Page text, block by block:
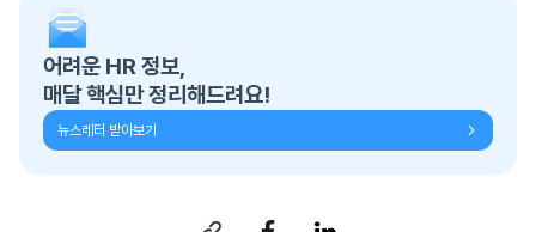
어려운 HR 정보,
매달 핵심만 정리해드려요!
뉴스레터 받아보기